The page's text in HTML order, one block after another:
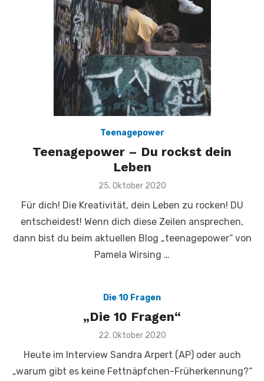
Teenagepower
Teenagepower – Du rockst dein
Leben
Veröffentlicht
25. Oktober 2020
Für dich! Die Kreativität, dein Leben zu rocken! DU
entscheidest! Wenn dich diese Zeilen ansprechen,
dann bist du beim aktuellen Blog „teenagepower“ von
Pamela Wirsing …
Die 10 Fragen
„Die 10 Fragen“
Veröffentlicht
22. Oktober 2020
Heute im Interview Sandra Arpert (AP) oder auch
„warum gibt es keine Fettnäpfchen-Früherkennung?“